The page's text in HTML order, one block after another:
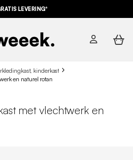
LEVERING*
kinderkast
en naturel rotan
met vlechtwerk en